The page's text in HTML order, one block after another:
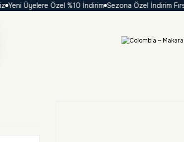
Yeni Üyelere Özel %10 İndirim Sezona Özel İndirim